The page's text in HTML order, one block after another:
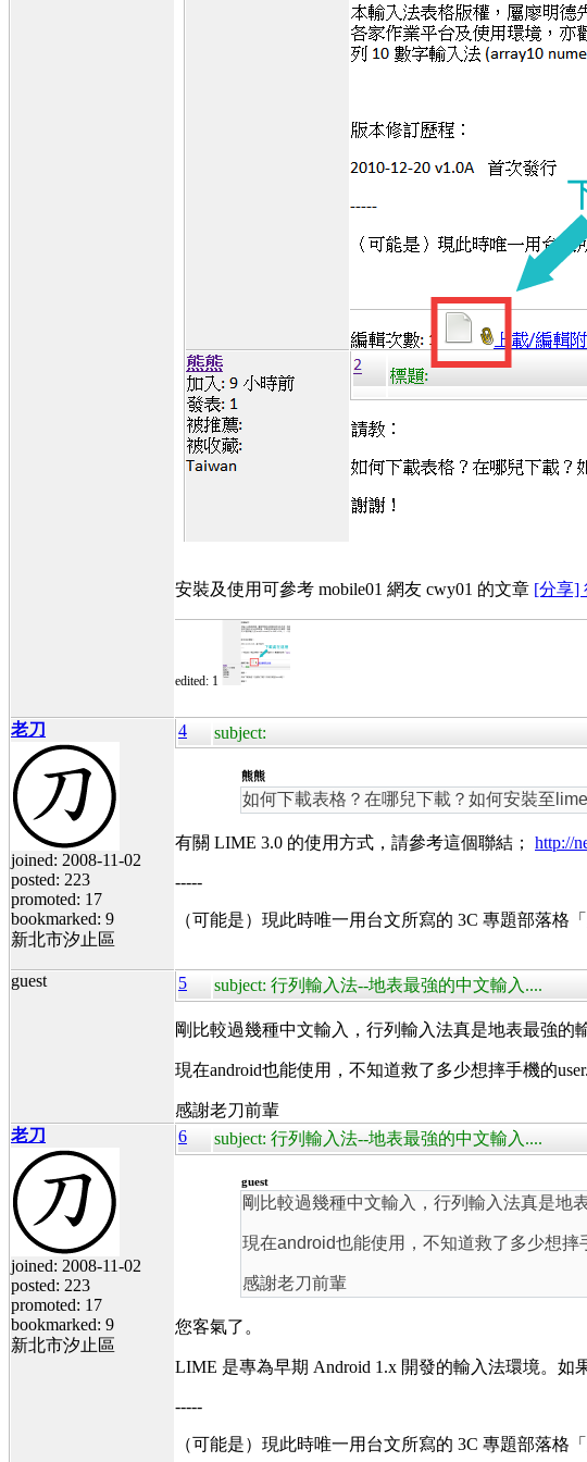
安裝及使用可參考 mobile01 網友 cwy01 的文章 [分享]
edited: 1
老刀
joined: 2008-11-02
posted: 223
promoted: 17
bookmarked: 9
新北市汐止區
4 subject:
熊熊
如何下載表格？在哪兒下載？如何安裝至
有關 LIME 3.0 的使用方式，請參考這個聯結； http://
-----
（可能是）現此時唯一用台文所寫的 3C 專題部落格「
guest 5 subject: 行列輸入法--地表最強的中文輸入....
剛比較過幾種中文輸入，行列輸入法真是地表最強的
現在android也能使用，不知道救了多少想摔手機的
感謝老刀前輩
老刀
joined: 2008-11-02
posted: 223
promoted: 17
bookmarked: 9
新北市汐止區
6 subject: 行列輸入法--地表最強的中文輸入....
guest
剛比較過幾種中文輸入，行列輸入法真是地
現在android也能使用，不知道救了多少想摔
感謝老刀前輩
您客氣了。
LIME 是專為早期 Android 1.x 開發的輸入法環境。如
-----
（可能是）現此時唯一用台文所寫的 3C 專題部落格「